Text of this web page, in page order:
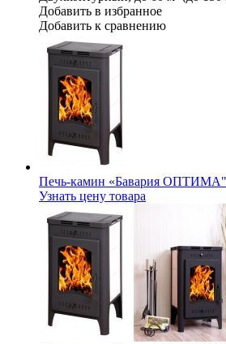
Добавить в избранное
Добавить к сравнению
Печь-камин «Бавария
Узнать цену товара